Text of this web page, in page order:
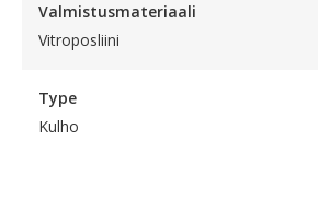
Valmistusmateriaali
Vitroposliini
Type
Kulho